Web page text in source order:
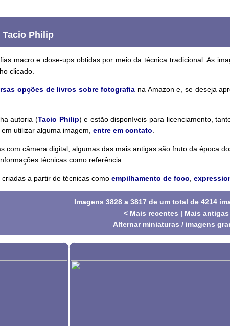
Philip
macro e close-ups obtidas por meio da técnica tradicional. As
clicado.
opções de livros sobre fotografia na Amazon e, se deseja
autoria (Tacio Philip) e estão disponíveis para licenciamento,
utilizar alguma imagem, entre em contato
com câmera digital, algumas das mais antigas são fruto da época
técnicas como referência.
a partir de técnicas como empilhamento de foco
Imagens 3828 a 3817 de um total de 4214
< Mais recentes | Mais antigas
Alternar miniaturas / imagens